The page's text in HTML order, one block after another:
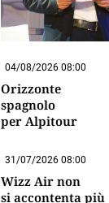
04/08/2026 08:00
Orizzonte
spagnolo
per Alpitour
31/07/2026 08:00
Wizz Air non
si accontenta più